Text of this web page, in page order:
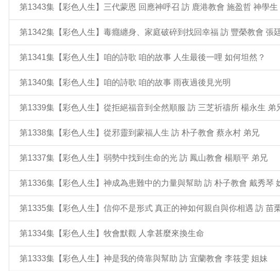
第1343集【彩色人生】三代蒙恩 回應神呼召 訪 鹿港教會 施盈哲 神學生
第1342集【彩色人生】毒癮纏身、家庭破碎到找回幸福 訪 豐榮教會 張
第1341集【彩色人生】咱的詩歌 咱的故事 人生最後一哩 如何坦然？
第1340集【彩色人生】咱的詩歌 咱的故事 雨夜過後見光明
第1339集【彩色人生】從拒絕福音到全然順服 訪 三芝祈禱所 楊永生 弟
第1338集【彩色人生】從邪靈到蒙福人生 訪 朴子教會 蔡永村 弟兄
第1337集【彩色人生】弱勢中找到生命的光 訪 鳳山教會 楊順平 弟兄
第1336集【彩色人生】神成為患難中的力量與幫助 訪 朴子教會 戴秀琴
第1335集【彩色人生】信仰不是形式 真正的神如何親自與你相遇 訪 苗
第1334集【彩色人生】牧會默觀 人拿甚麼來換生命
第1333集【彩色人生】神是我的倚靠與幫助 訪 宜蘭教會 李筱雯 姐妹